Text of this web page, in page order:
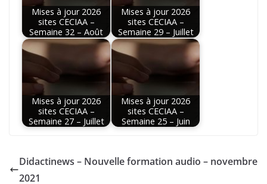
Mises à jour 2026
sites CECIAA –
Semaine 32 – Août
Mises à jour 2026
sites CECIAA –
Semaine 29 – Juillet
Mises à jour 2026
sites CECIAA –
Semaine 27 – Juillet
Mises à jour 2026
sites CECIAA –
Semaine 25 – Juin
Didactinews – Nouvelle formation audio – novembre
2021